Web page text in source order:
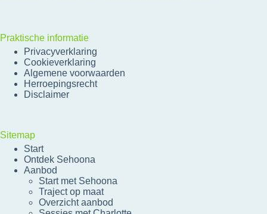
Praktische informatie
Privacyverklaring
Cookieverklaring
Algemene voorwaarden
Herroepingsrecht
Disclaimer
Sitemap
Start
Ontdek Sehoona
Aanbod
Start met Sehoona
Traject op maat
Overzicht aanbod